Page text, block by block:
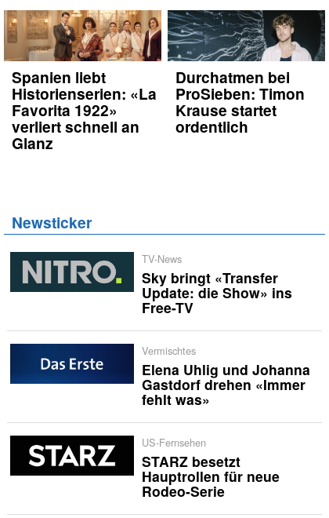
Spanien liebt
Historienserien: «La
Favorita 1922»
verliert schnell an
Glanz
Durchatmen bei
ProSieben: Timon
Krause startet
ordentlich
Newsticker
TV-News
Sky bringt «Transfer
Update: die Show» ins
Free-TV
Vermischtes
Elena Uhlig und Johanna
Gastdorf drehen «Immer
fehlt was»
US-Fernsehen
STARZ besetzt
Hauptrollen für neue
Rodeo-Serie